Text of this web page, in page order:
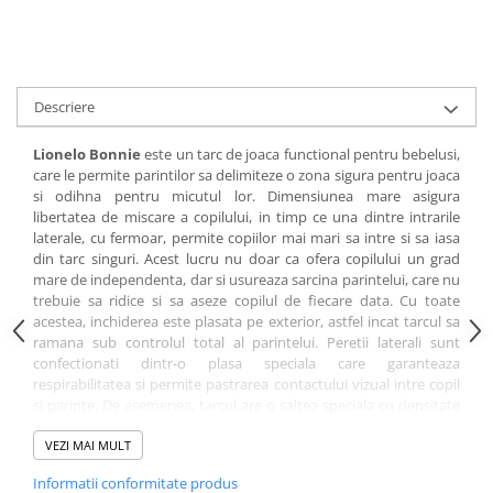
Insecte si paianjeni
Lumea preistorica
Ocean si gheata
Reptile si amfibieni
Set figurine
Viata la ferma
Bancuri de lucru cu unelte
Constructii, cuburi, forme si culori
Corturi de joaca
Jucarii de rol
Jucarii pentru baie
La doctor
Piscine cu bile
Descriere
Lionelo Bonnie este un tarc de joaca functional pentru bebelusi,
care le permite parintilor sa delimiteze o zona sigura pentru joaca
si odihna pentru micutul lor. Dimensiunea mare asigura
libertatea de miscare a copilului, in timp ce una dintre intrarile
laterale, cu fermoar, permite copiilor mai mari sa intre si sa iasa
din tarc singuri. Acest lucru nu doar ca ofera copilului un grad
mare de independenta, dar si usureaza sarcina parintelui, care nu
trebuie sa ridice si sa aseze copilul de fiecare data. Cu toate
acestea, inchiderea este plasata pe exterior, astfel incat tarcul sa
ramana sub controlul total al parintelui. Peretii laterali sunt
confectionati dintr-o plasa speciala care garanteaza
respirabilitatea si permite pastrarea contactului vizual intre copil
T25, adaptata nevoilor copilului. 2 roti cu frane permit mutarea
libera a tarcului conform nevoilor curente.
Ce il face sa iasa in evidenta:
VEZI MAI MULT
Informatii conformitate produs